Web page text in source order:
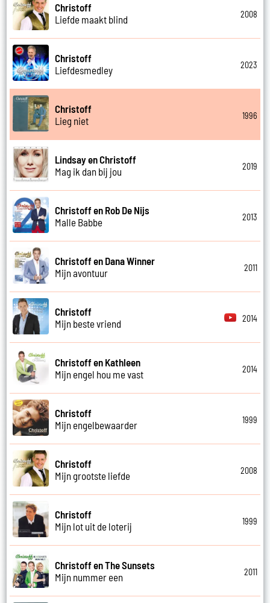
Christoff
Liefde maakt blind
2008
Christoff
Liefdesmedley
2023
Christoff
Lieg niet
1996
Lindsay en Christoff
Mag ik dan bij jou
2019
Christoff en Rob De Nijs
Malle Babbe
2013
Christoff en Dana Winner
Mijn avontuur
2011
Christoff
Mijn beste vriend
2014
Christoff en Kathleen
Mijn engel hou me vast
2014
Christoff
Mijn engelbewaarder
1999
Christoff
Mijn grootste liefde
2008
Christoff
Mijn lot uit de loterij
1999
Christoff en The Sunsets
Mijn nummer een
2011